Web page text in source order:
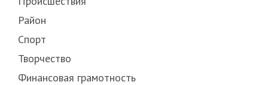
Район
Спорт
Творчество
Финансовая грамотность